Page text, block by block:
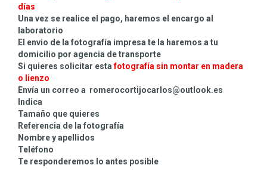
días
Una vez se realice el pago, haremos el encargo al
laboratorio
El envio de la fotografía impresa te la haremos a tu
domicilio por agencia de transporte
Si quieres solicitar estafotografía sin montar en madera
o lienzo
Envía un correo a romerocortijocarlos@outlook.es
Indica
Tamaño que quieres
Referencia de la fotografía
Nombre y apellidos
Teléfono
Te responderemos lo antes posible